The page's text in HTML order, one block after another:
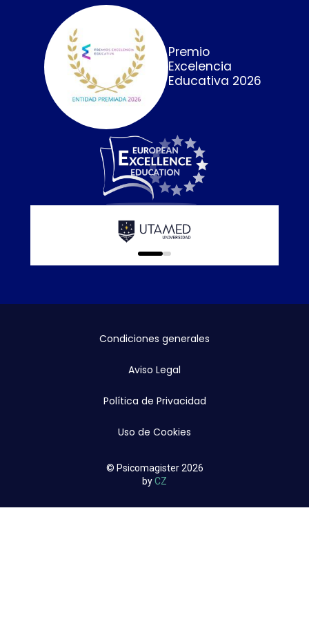
Premio
Excelencia
Educativa 2026
0
1
Condiciones generales
Aviso Legal
Política de Privacidad
Uso de Cookies
© Psicomagister 2026
byCZ